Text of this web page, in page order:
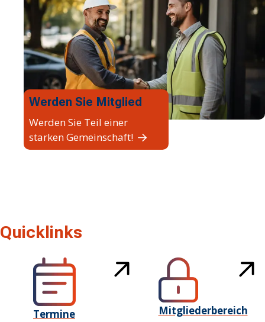
Werden Sie Mitglied
Werden Sie Teil einer
starken Gemeinschaft!
Quicklinks
Termine Mitgliederbereich